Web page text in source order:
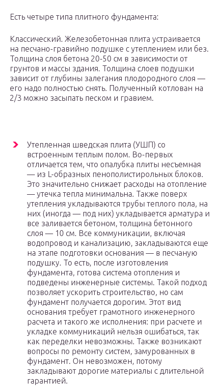
Есть четыре типа плитного фундамента:
Классический. Железобетонная плита устраивается
на песчано-гравийно подушке с утеплением или без.
Толщина слоя бетона 20-50 см в зависимости от
грунтов и массы здания. Толщина слоев подушки
зависит от глубины залегания плодородного слоя —
его надо полностью снять. Полученный котлован на
2/3 можно засыпать песком и гравием.
Утепленная шведская плита (УШП) со
встроенным теплым полом. Во-первых
отличается тем, что опалубка плиты несъемная
— из L-образных пенополистирольных блоков.
Это значительно снижает расходы на отопление
— утечка тепла минимальна. Также поверх
утепления укладываются трубы теплого пола, на
них (иногда — под них) укладывается арматура и
все заливается бетоном, толщина бетонного
слоя — 10 см. Все коммуникации, включая
водопровод и канализацию, закладываются еще
на этапе подготовки основания — в песчаную
подушку. То есть, после изготовления
фундамента, готова система отопления и
подведены инженерные системы. Такой подход
позволяет ускорить строительство, но сам
фундамент получается дорогим. Этот вид
основания требует грамотного инженерного
расчета и такого же исполнения: при расчете и
укладке коммуникаций нельзя ошибаться, так
как переделки невозможны. Также возникают
вопросы по ремонту систем, замурованных в
фундамент. Он невозможен, потому
закладывают дорогие материалы с длительной
гарантией.